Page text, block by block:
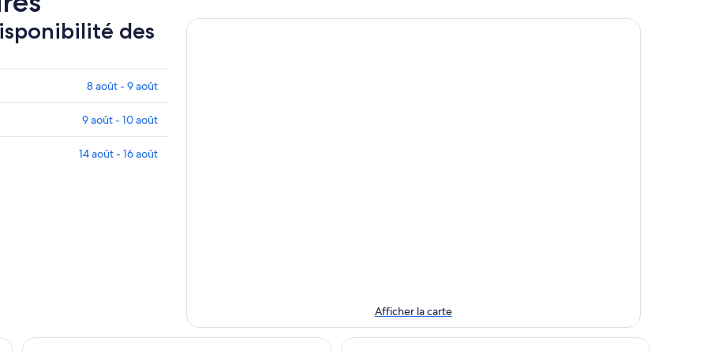
des
8 août - 9 août
9 août - 10 août
14 août - 16 août
Afficher la carte
Waitomo Village Chalets Home of Kiwipaka Waitomo Caves Guest Lodge